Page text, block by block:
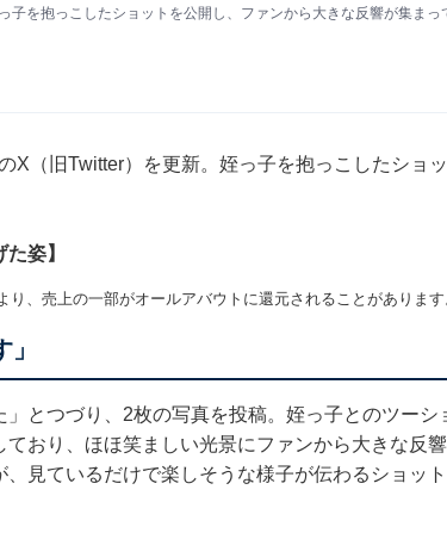
を抱っこしたショットを公開し、ファンから大きな反響が集まっ
X（旧Twitter）を更新。姪っ子を抱っこしたショ
姿】
、売上の一部がオールアバウトに還元されることがあります
とつづり、2枚の写真を投稿。姪っ子とのツーシ
おり、ほほ笑ましい光景にファンから大きな反
見ているだけで楽しそうな様子が伝わるショッ